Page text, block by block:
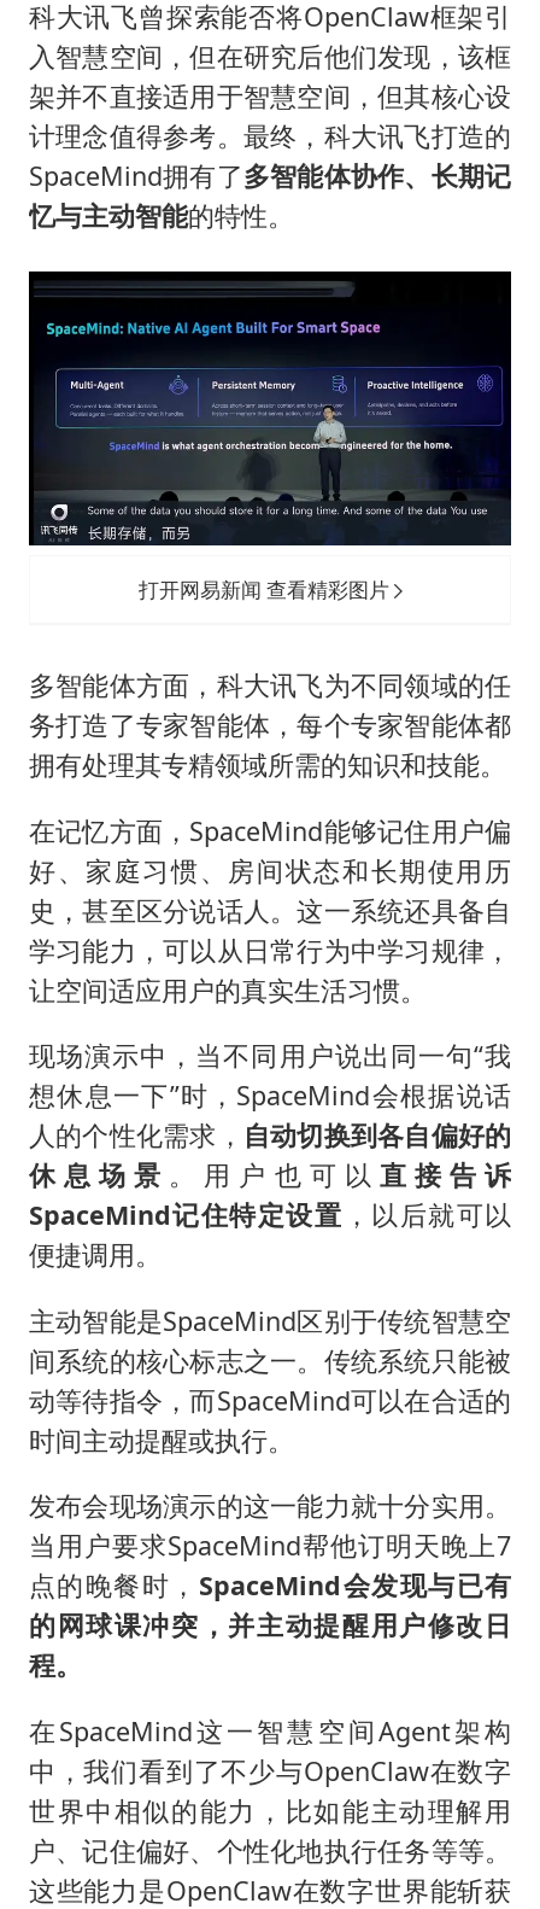
科大讯飞曾探索能否将OpenClaw框架引
入智慧空间，但在研究后他们发现，该框
架并不直接适用于智慧空间，但其核心设
计理念值得参考。最终，科大讯飞打造的
SpaceMind拥有了多智能体协作、长期记
忆与主动智能的特性。
打开网易新闻 查看精彩图片
多智能体方面，科大讯飞为不同领域的任
务打造了专家智能体，每个专家智能体都
拥有处理其专精领域所需的知识和技能。
在记忆方面，SpaceMind能够记住用户偏
好、家庭习惯、房间状态和长期使用历
史，甚至区分说话人。这一系统还具备自
学习能力，可以从日常行为中学习规律，
让空间适应用户的真实生活习惯。
现场演示中，当不同用户说出同一句“我
想休息一下”时，SpaceMind会根据说话
人的个性化需求， 自动切换到各自偏好的
休息场景 。用户也可以 直接告诉
SpaceMind记住特定设置 ，以后就可以
便捷调用。
主动智能是SpaceMind区别于传统智慧空
间系统的核心标志之一。传统系统只能被
动等待指令，而SpaceMind可以在合适的
时间主动提醒或执行。
发布会现场演示的这一能力就十分实用。
当用户要求SpaceMind帮他订明天晚上7
点的晚餐时， SpaceMind会发现与已有
的网球课冲突，并主动提醒用户修改日
程。
在SpaceMind这一智慧空间Agent架构
中，我们看到了不少与OpenClaw在数字
世界中相似的能力，比如能主动理解用
户、记住偏好、个性化地执行任务等等。
这些能力是OpenClaw在数字世界能斩获